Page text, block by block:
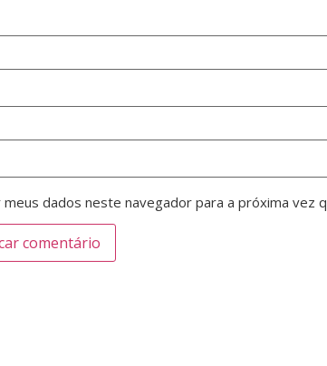
meus dados neste navegador para a próxima vez